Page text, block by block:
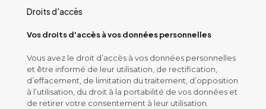
Droits d'accès
Vos droits d'accès à vos données personnelles
Vous avez le droit d’accès à vos données personnelles
et être informé de leur utilisation, de rectification,
d’effacement, de limitation du traitement, d’opposition
à l’utilisation, du droit à la portabilité de vos données et
de retirer votre consentement à leur utilisation.